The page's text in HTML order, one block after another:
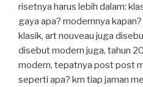
risetnya harus lebih dalam:
gaya apa? modernnya
klasik, art nouveau juga
disebut modern juga, tahun
modern, tepatnya post post
seperti apa? krn tiap jaman